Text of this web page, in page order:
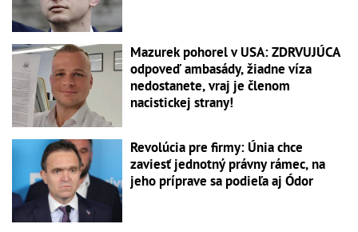
Mazurek pohorel v USA: ZDRVUJÚCA
odpoveď ambasády, žiadne víza
nedostanete, vraj je členom
nacistickej strany!
Revolúcia pre firmy: Únia chce
zaviesť jednotný právny rámec, na
jeho príprave sa podieľa aj Ódor